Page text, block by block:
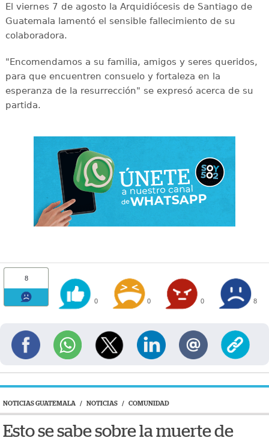
El viernes 7 de agosto la Arquidiócesis de Santiago de
Guatemala lamentó el sensible fallecimiento de su
colaboradora.
"Encomendamos a su familia, amigos y seres queridos,
para que encuentren consuelo y fortaleza en la
esperanza de la resurrección" se expresó acerca de su
partida.
8
0 0 0 8
NOTICIAS GUATEMALA / NOTICIAS / COMUNIDAD
Esto se sabe sobre la muerte de